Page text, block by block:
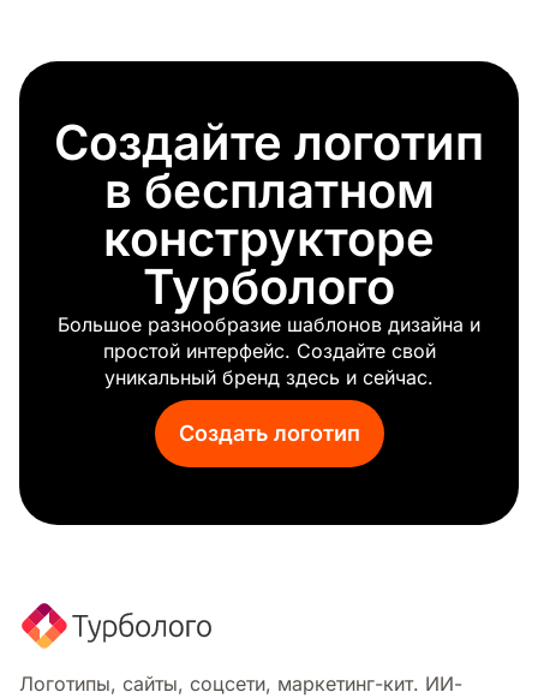
Строительные материалы
Кран
Создайте логотип
в бесплатном
конструкторе
Турболого
Большое разнообразие шаблонов дизайна и
простой интерфейс. Создайте свой
уникальный бренд здесь и сейчас.
Создать логотип
Логотипы, сайты, соцсети, маркетинг-кит. ИИ-